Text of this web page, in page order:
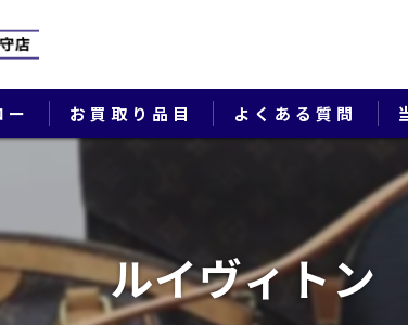
ー お買取り品目 よくある質問
ルイヴィトン